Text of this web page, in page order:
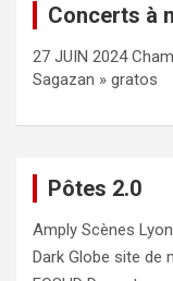
Concerts à
27 JUIN 2024
Sagazan » gratos
Pôtes 2.0
Amply Scènes
Dark Globe site de